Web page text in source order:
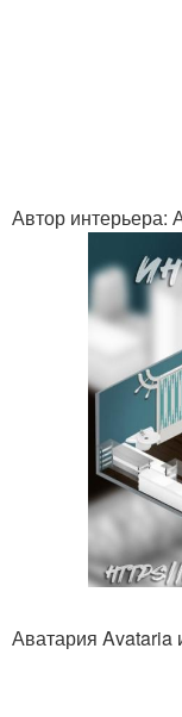
Автор интерьера:
Аватария Avataria